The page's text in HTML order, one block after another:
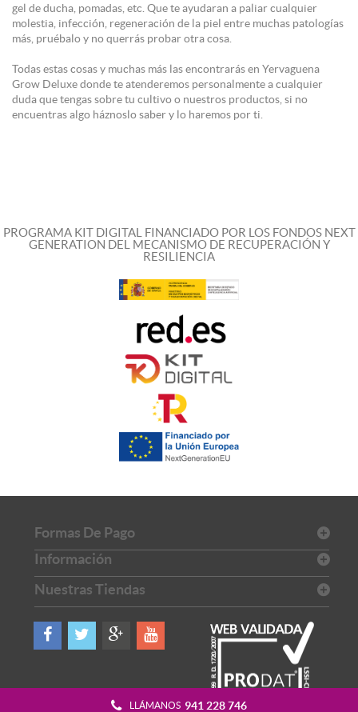
gel de ducha, pomadas, etc. Que te ayudaran a paliar cualquier
molestia, infección, regeneración de la piel entre muchas patologías
más, pruébalo y no querrás probar otra cosa.
Todas estas cosas y muchas más las encontrarás en Yervaguena
Grow Deluxe donde te atenderemos personalmente a cualquier
duda que tengas sobre tu cultivo o nuestros productos, si no
encuentras algo háznoslo saber y lo haremos por ti.
LLÁMANOS 941 228 746
PROGRAMA KIT DIGITAL FINANCIADO POR LOS FONDOS NEXT
GENERATION DEL MECANISMO DE RECUPERACIÓN Y
RESILIENCIA
Formas De Pago
Información
Nuestras Tiendas